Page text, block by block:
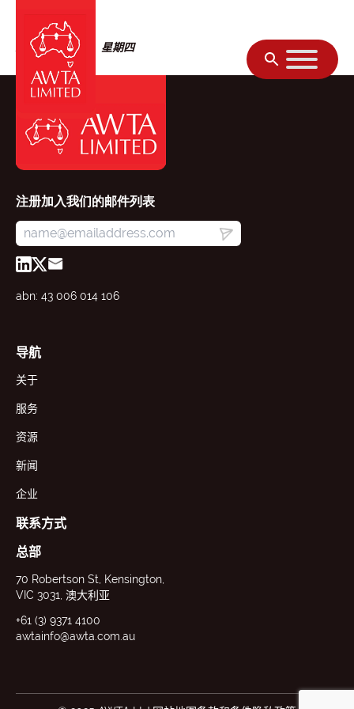
跳至内容
2025年8月28日，星期四
注册加入我们的邮件列表
abn: 43 006 014 106
导航
关于
服务
资源
新闻
企业
联系方式
总部
70 Robertson St, Kensington,
VIC 3031, 澳大利亚
+61 (3) 9371 4100
awtainfo@awta.com.au